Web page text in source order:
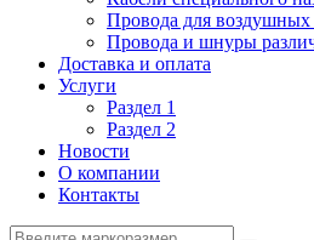
Провода для воздушных
Провода и шнуры
Доставка и оплата
Услуги
Раздел 1
Раздел 2
Новости
О компании
Контакты